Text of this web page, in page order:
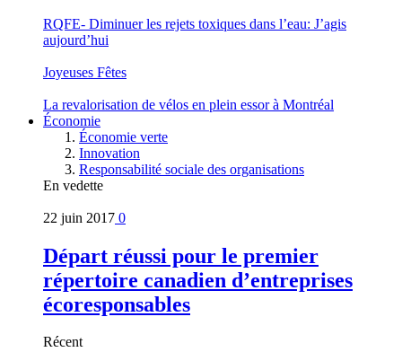
RQFE- Diminuer les rejets toxiques dans l’eau: J’agis
aujourd’hui
Joyeuses Fêtes
La revalorisation de vélos en plein essor à Montréal
Économie
Économie verte
Innovation
Responsabilité sociale des organisations
En vedette
22 juin 2017 0
Départ réussi pour le premier
répertoire canadien d’entreprises
écoresponsables
Récent